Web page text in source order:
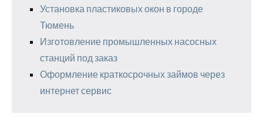
Установка пластиковых окон в городе
Тюмень
Изготовление промышленных насосных
станций под заказ
Оформление краткосрочных займов через
интернет сервис